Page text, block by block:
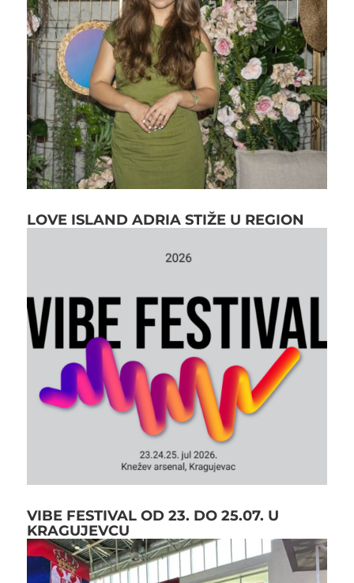
LOVE ISLAND ADRIA STIŽE U REGION
VIBE FESTIVAL OD 23. DO 25.07. U
KRAGUJEVCU